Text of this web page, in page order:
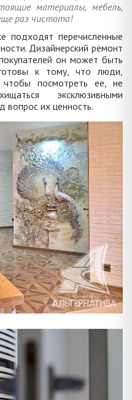
материалы, мебель,
раз чистота!
подходят перечисленные
Дизайнерский ремонт
он может быть
к тому, что люди,
посмотреть ее, не
эксклюзивными
вопрос их ценность.